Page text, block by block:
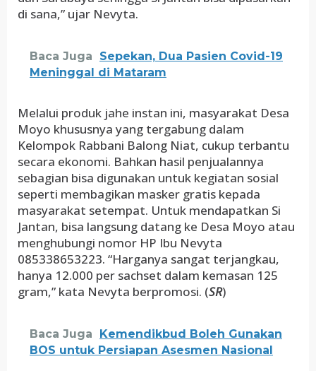
di sana,” ujar Nevyta.
Baca Juga
Sepekan, Dua Pasien Covid-19
Meninggal di Mataram
Melalui produk jahe instan ini, masyarakat Desa
Moyo khususnya yang tergabung dalam
Kelompok Rabbani Balong Niat, cukup terbantu
secara ekonomi. Bahkan hasil penjualannya
sebagian bisa digunakan untuk kegiatan sosial
seperti membagikan masker gratis kepada
masyarakat setempat. Untuk mendapatkan Si
Jantan, bisa langsung datang ke Desa Moyo atau
menghubungi nomor HP Ibu Nevyta
085338653223. “Harganya sangat terjangkau,
hanya 12.000 per sachset dalam kemasan 125
gram,” kata Nevyta berpromosi. (SR)
Baca Juga
Kemendikbud Boleh Gunakan
BOS untuk Persiapan Asesmen Nasional